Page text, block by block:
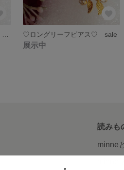
♡ロングリーフピアス♡ sale
展示中
読みも
minne